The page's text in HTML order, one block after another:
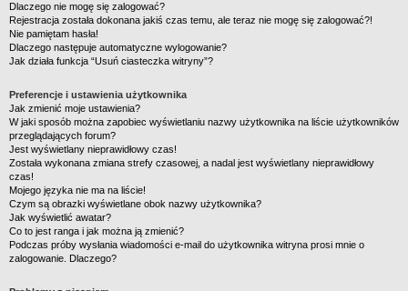
Dlaczego nie mogę się zalogować?
Rejestracja została dokonana jakiś czas temu, ale teraz nie mogę się zalogować?!
Nie pamiętam hasła!
Dlaczego następuje automatyczne wylogowanie?
Jak działa funkcja “Usuń ciasteczka witryny”?
Preferencje i ustawienia użytkownika
Jak zmienić moje ustawienia?
W jaki sposób można zapobiec wyświetlaniu nazwy użytkownika na liście użytkowników
przeglądających forum?
Jest wyświetlany nieprawidłowy czas!
Została wykonana zmiana strefy czasowej, a nadal jest wyświetlany nieprawidłowy
czas!
Mojego języka nie ma na liście!
Czym są obrazki wyświetlane obok nazwy użytkownika?
Jak wyświetlić awatar?
Co to jest ranga i jak można ją zmienić?
Podczas próby wysłania wiadomości e-mail do użytkownika witryna prosi mnie o
zalogowanie. Dlaczego?